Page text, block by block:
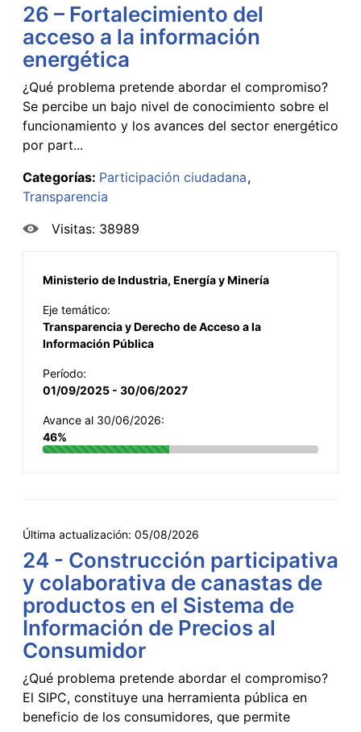
26 – Fortalecimiento del
acceso a la información
energética
¿Qué problema pretende abordar el compromiso?
Se percibe un bajo nivel de conocimiento sobre el
funcionamiento y los avances del sector energético
por part...
Categorías: Participación ciudadana
Transparencia
Visitas: 38989
Ministerio de Industria, Energía y Minería
Eje temático:
Transparencia y Derecho de Acceso a la
Información Pública
Período:
01/09/2025 - 30/06/2027
Avance al 30/06/2026:
46%
Última actualización: 05/08/2026
24 - Construcción participativa
y colaborativa de canastas de
productos en el Sistema de
Información de Precios al
Consumidor
¿Qué problema pretende abordar el compromiso?
El SIPC, constituye una herramienta pública en
beneficio de los consumidores, que permite